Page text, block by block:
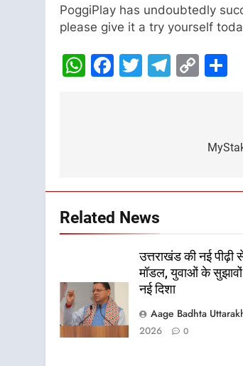
PoggiPlay has undoubtedly
please give it a try yourself
WhatsApp
Facebook
TwitterCopy
Related News
उत्तराखंड की नई पीढ़ी
मॉडल, युवाओं के
नई दिशा
Aage Badhta
2026
0